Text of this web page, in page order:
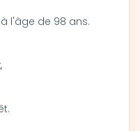
l'âge de 98 ans.